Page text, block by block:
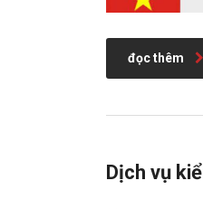
đọc thêm
Dịch vụ